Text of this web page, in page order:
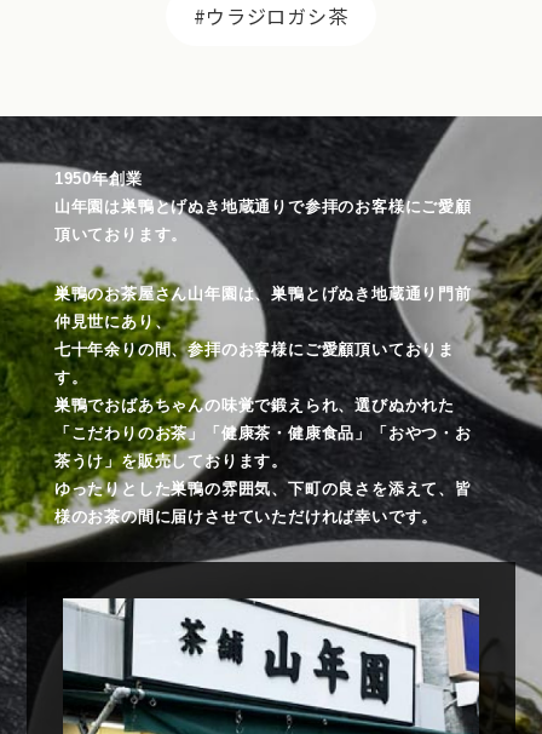
ウラジロガシ茶
1950年創業
山年園は巣鴨とげぬき地蔵通りで参拝のお客様にご愛顧
頂いております。
巣鴨のお茶屋さん山年園は、巣鴨とげぬき地蔵通り門前
仲見世にあり、
七十年余りの間、参拝のお客様にご愛顧頂いておりま
す。
巣鴨でおばあちゃんの味覚で鍛えられ、選びぬかれた
「こだわりのお茶」「健康茶・健康食品」「おやつ・お
茶うけ」を販売しております。
ゆったりとした巣鴨の雰囲気、下町の良さを添えて、皆
様のお茶の間に届けさせていただければ幸いです。